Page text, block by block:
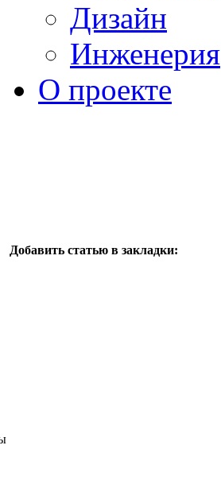
Дизайн
Инженерия
О проекте
Добавить статью в закладки: